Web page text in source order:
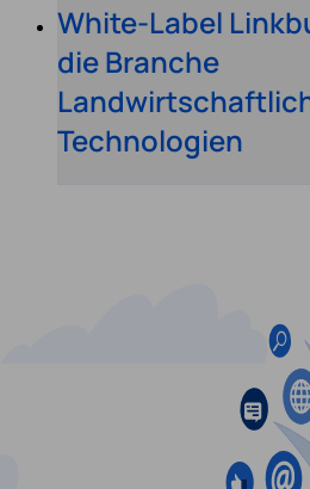
White-Label
die Branche
Technologien